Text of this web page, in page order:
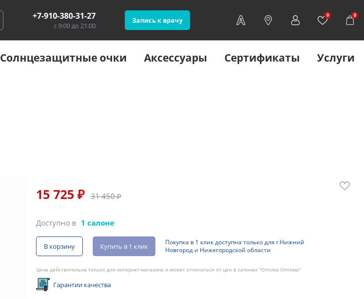
+7-910-380-31-27
с 9:00 до 21:00
Запись к врачу
0 0
Солнцезащитные очки Аксессуары Сертификаты Услуги
15 725 ₽ 31 450 ₽
Доступно в 1 салоне
В корзину Купить в 1 клик
Покупка в 1 клик доступна только для г.Нижний
Новгород и Нижегородской области
Цена действительна только для интернет-магазина и может отличаться от цен в салонах "Оптика Оптима"
Гарантии качества